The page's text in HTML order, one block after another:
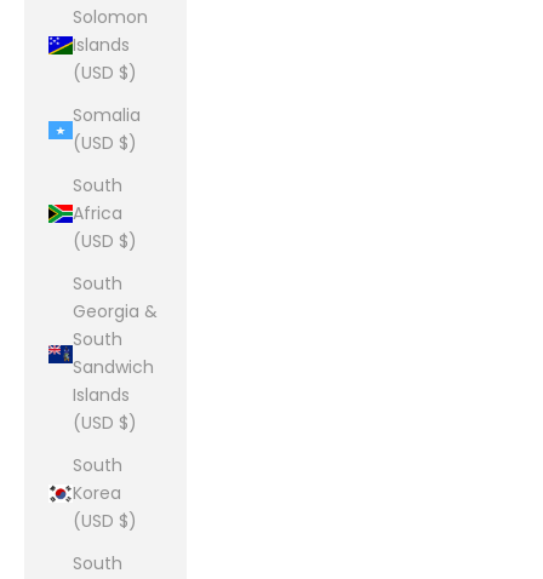
Solomon
Islands
(USD $)
Somalia
(USD $)
South
Africa
(USD $)
South
Georgia &
South
Sandwich
Islands
(USD $)
South
Korea
(USD $)
South